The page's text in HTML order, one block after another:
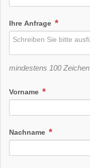
Ihre Anfrage
mindestens 100 Zeichen
Vorname
Nachname